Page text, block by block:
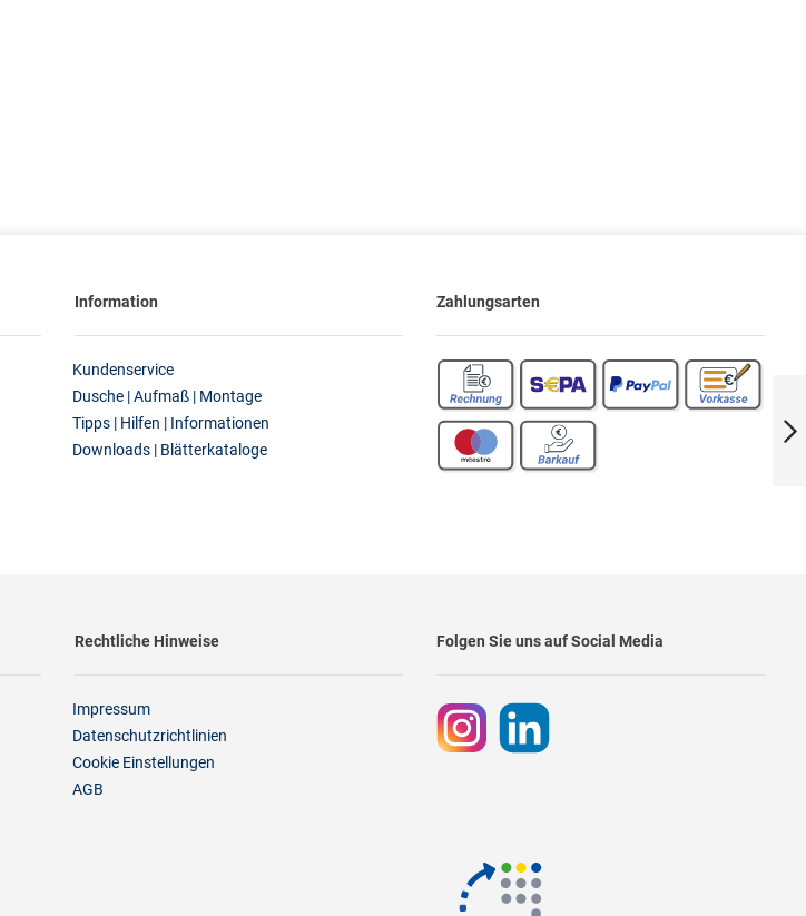
UAE-TAE-Analog-
Adapter mit
Information
Kundenservice
Dusche | Aufmaß | Montage
Tipps | Hilfen | Informationen
Downloads | Blätterkataloge
Zahlungsarten
Rechtliche Hinweise
Impressum
Datenschutzrichtlinien
Cookie Einstellungen
AGB
Folgen Sie uns auf Social Media